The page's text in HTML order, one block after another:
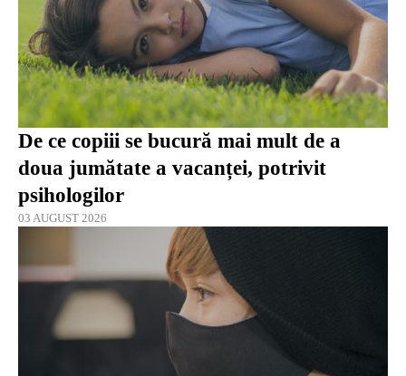
De ce copiii se bucură mai mult de a
doua jumătate a vacanței, potrivit
psihologilor
03 AUGUST 2026